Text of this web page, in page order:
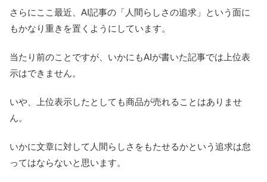
さらにここ最近、AI記事の「人間らしさの追求」という面に
もかなり重きを置くようにしています。
当たり前のことですが、いかにもAIが書いた記事では上位表
示はできません。
いや、上位表示したとしても商品が売れることはありませ
ん。
いかに文章に対して人間らしさをもたせるかという追求は怠
ってはならないと思います。